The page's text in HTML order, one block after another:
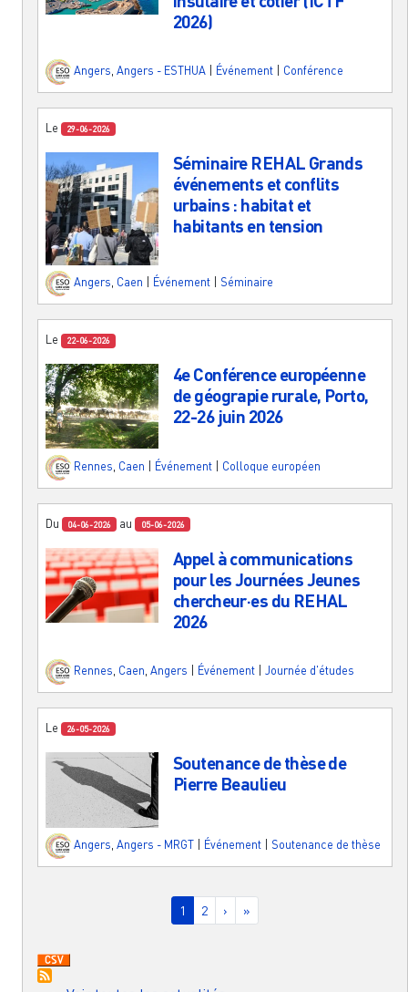
2026)
Angers Angers - ESTHUA Événement Conférence
Le 29-06-2026
Séminaire REHAL Grands
événements et conflits
urbains : habitat et
habitants en tension
Angers, Caen Événement Séminaire
Le 22-06-2026
4e Conférence européenne
de géograpie rurale, Porto,
22-26 juin 2026
Rennes Caen Événement Colloque européen
Du 04-06-2026 au 05-06-2026
Appel à communications
pour les Journées Jeunes
chercheur·es du REHAL
2026
Rennes, Caen, Angers Événement Journée d'études
Le 26-05-2026
Soutenance de thèse de
Pierre Beaulieu
Angers, Angers - MRGT Événement Soutenance de thèse
Page courante
1 Page
2 Page suivante
› Dernière page
»